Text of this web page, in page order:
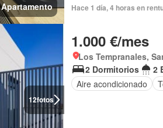
Apartamento Hace 1 día, 4 horas en
12fotos
1.000 €/mes
Los Tempranales,
2 Dormitorios
2
Aire acondicionado